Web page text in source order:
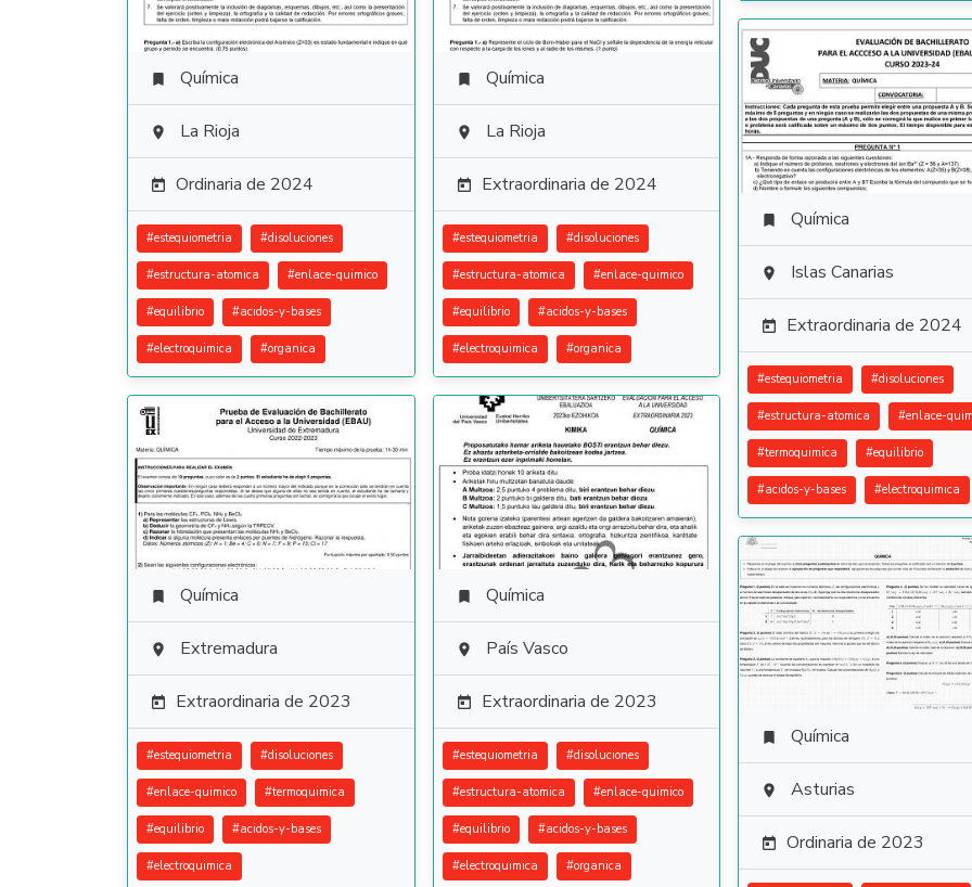
 Química
 La Rioja
 Ordinaria de 2024
#estequiometria #disoluciones
#estructura-atomica #enlace-quimico
#equilibrio #acidos-y-bases
#electroquimica #organica
 Química
 La Rioja
 Extraordinaria de 2024
#estequiometria #disoluciones
#estructura-atomica #enlace-quimico
#equilibrio #acidos-y-bases
#electroquimica #organica
 Química
 Islas Canarias
 Extraordinaria de 2024
#estequiometria #disoluciones
#estructura-atomica #enlace-
#termoquimica #equilibrio
#acidos-y-bases #electroquimica
 Química
 Extremadura
 Extraordinaria de 2023
#estequiometria #disoluciones
#enlace-quimico #termoquimica
#equilibrio #acidos-y-bases
#electroquimica
 Química
 País Vasco
 Extraordinaria de 2023
#estequiometria #disoluciones
#estructura-atomica #enlace-quimico
#equilibrio #acidos-y-bases
#electroquimica #organica
 Química
 Asturias
 Ordinaria de 2023